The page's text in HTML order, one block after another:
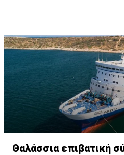
Θαλάσσια επιβατική